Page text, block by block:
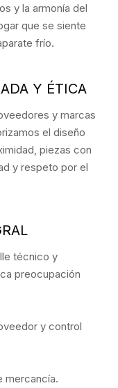
y la armonía del
que se siente
frío.
Y ÉTICA
y marcas
el diseño
piezas con
y respeto por el
técnico y
preocupación
y control
mercancía.